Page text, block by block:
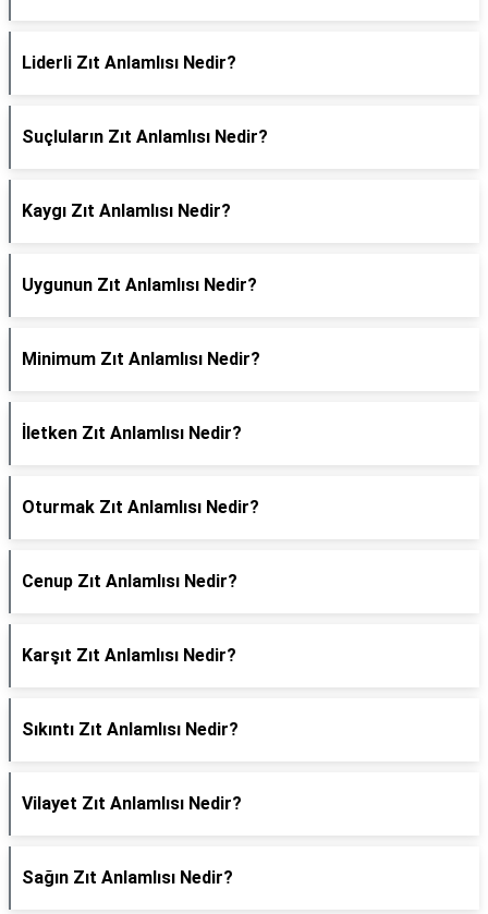
Liderli Zıt Anlamlısı Nedir?
Suçluların Zıt Anlamlısı Nedir?
Kaygı Zıt Anlamlısı Nedir?
Uygunun Zıt Anlamlısı Nedir?
Minimum Zıt Anlamlısı Nedir?
İletken Zıt Anlamlısı Nedir?
Oturmak Zıt Anlamlısı Nedir?
Cenup Zıt Anlamlısı Nedir?
Karşıt Zıt Anlamlısı Nedir?
Sıkıntı Zıt Anlamlısı Nedir?
Vilayet Zıt Anlamlısı Nedir?
Sağın Zıt Anlamlısı Nedir?